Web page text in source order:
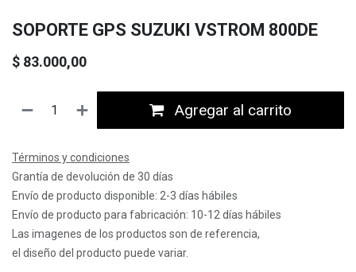
SOPORTE GPS SUZUKI VSTROM 800DE
$ 83.000,00
Agregar al carrito
Términos y condiciones
Grantía de devolución de 30 días
Envío de producto disponible: 2-3 días hábiles
Envío de producto para fabricación: 10-12 días hábiles
Las imagenes de los productos son de referencia,
el diseño del producto puede variar.